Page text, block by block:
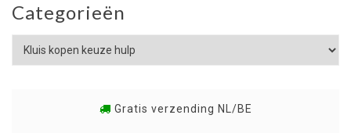
Categorieën
Gratis verzending NL/BE